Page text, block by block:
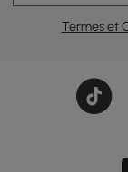
Termes et